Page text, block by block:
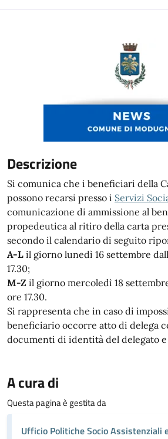
Descrizione
Si comunica che i beneficiari della
possono recarsi presso i Servizi
comunicazione di ammissione al
propedeutica al ritiro della carta
secondo il calendario di seguito
A-L il giorno lunedì 16 settembre
17.30;
M-Z il giorno mercoledì 18
ore 17.30.
Si rappresenta che in caso di
beneficiario occorre atto di delega
documenti di identità del delegato e
A cura di
Questa pagina è gestita da
Ufficio Politiche Socio Assistenziali